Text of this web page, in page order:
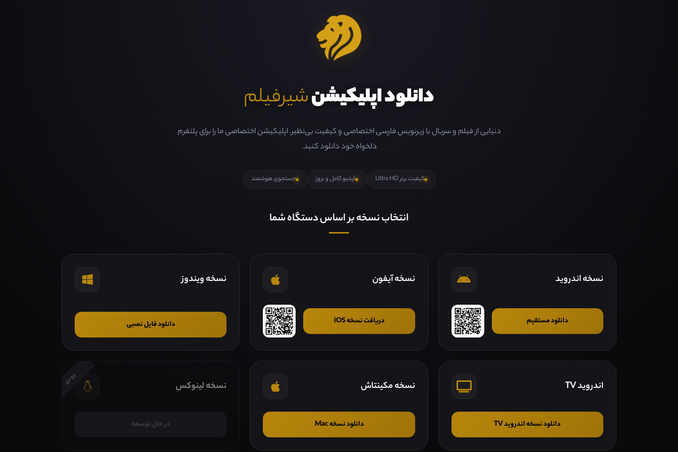
دانلود اپلیکیشنشیرفیلم
دنیایی از فیلم و سریال با زیرنویس فارسی اختصاصی و کیفیت بی‌نظیر. اپلیکیشن اختصاصی ما را برای پلتفرم
دلخواه خود دانلود کنید.
کیفیت برتر Ultra HD آرشیو کامل و بروز جستجوی هوشمند
انتخاب نسخه بر اساس دستگاه شما
نسخه اندروید
دانلود مستقیم
نسخه آیفون
دریافت نسخه iOS
نسخه ویندوز
دانلود فایل نصبی
اندروید TV
دانلود نسخه اندروید TV
نسخه مکینتاش
دانلود نسخه Mac
بزودی
نسخه لینوکس
در حال توسعه